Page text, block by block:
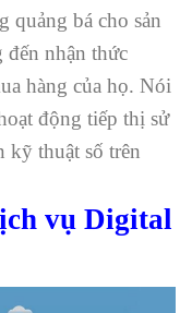
quảng bá cho sản
đến nhận thức
hàng của họ. Nói
động tiếp thị sử
kỹ thuật số trên
vụ Digital